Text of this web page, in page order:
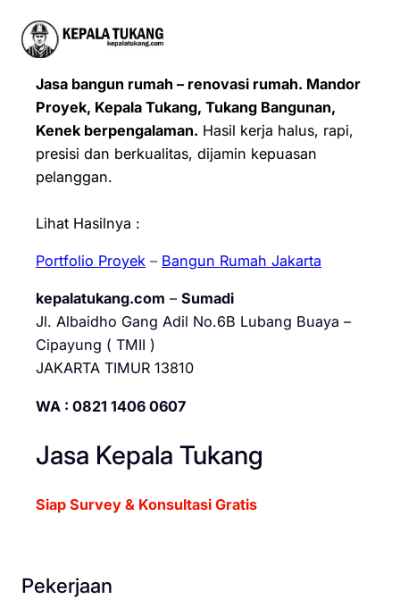
Jasa bangun rumah – renovasi rumah. Mandor
Proyek, Kepala Tukang, Tukang Bangunan,
Kenek berpengalaman. Hasil kerja halus, rapi,
presisi dan berkualitas, dijamin kepuasan
pelanggan.
Lihat Hasilnya :
Portfolio Proyek – Bangun Rumah Jakarta
kepalatukang.com – Sumadi
Jl. Albaidho Gang Adil No.6B Lubang Buaya –
Cipayung ( TMII )
JAKARTA TIMUR 13810
WA : 0821 1406 0607
Jasa Kepala Tukang
Siap Survey & Konsultasi Gratis
Pekerjaan